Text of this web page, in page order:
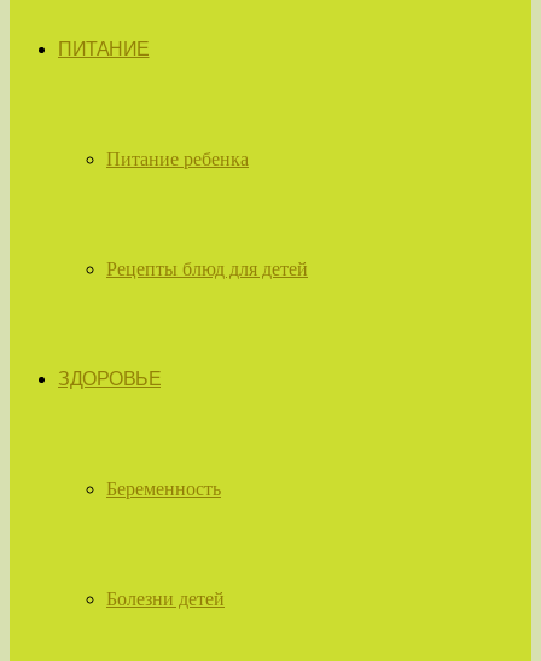
ПИТАНИЕ
Питание ребенка
Рецепты блюд для детей
ЗДОРОВЬЕ
Беременность
Болезни детей